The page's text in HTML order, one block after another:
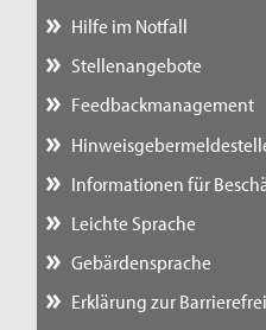
Hilfe im Notfall
Stellenangebote
Feedbackmanagement
Informationen für
Leichte Sprache
Gebärdensprache
Erklärung zur